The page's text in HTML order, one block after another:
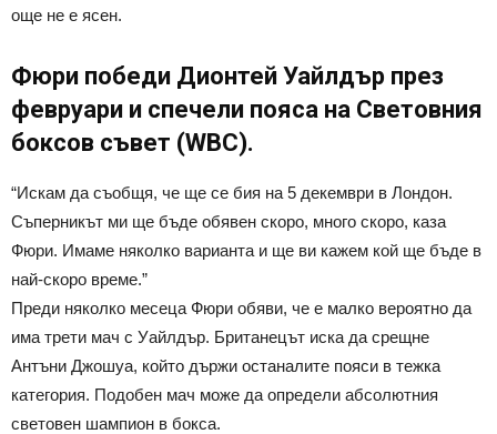
още не е ясен.
Фюри победи Дионтей Уайлдър през
февруари и спечели пояса на Световния
боксов съвет (WBC).
“Искам да съобщя, че ще се бия на 5 декември в Лондон.
Съперникът ми ще бъде обявен скоро, много скоро, каза
Фюри. Имаме няколко варианта и ще ви кажем кой ще бъде в
най-скоро време.”
Преди няколко месеца Фюри обяви, че е малко вероятно да
има трети мач с Уайлдър. Британецът иска да срещне
Антъни Джошуа, който държи останалите пояси в тежка
категория. Подобен мач може да определи абсолютния
световен шампион в бокса.